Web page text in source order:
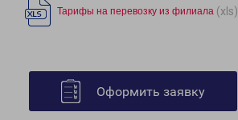
Тарифы на перевозку из филиала (xls)
Оформить заявку